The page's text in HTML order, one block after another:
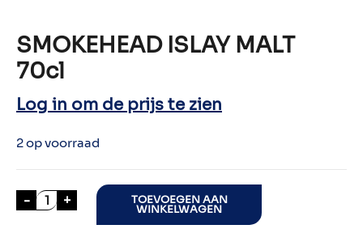
SMOKEHEAD ISLAY MALT
70cl
Log in om de prijs te zien
2 op voorraad
- SMOKEHEAD ISLAY MALT 70cl aantal
+ TOEVOEGEN AAN
WINKELWAGEN